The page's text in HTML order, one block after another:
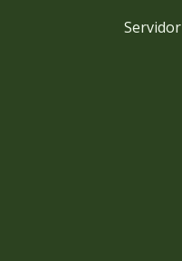
Servidor